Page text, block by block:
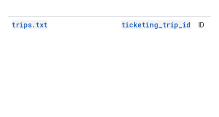
trips.txt ticketing_trip_id ID